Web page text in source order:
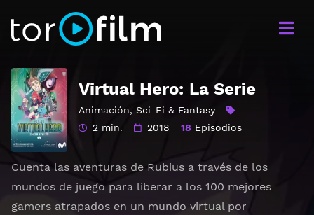
Virtual Hero: La Serie
Animación, Sci-Fi & Fantasy
2 min.
2018 18 Episodios
Cuenta las aventuras de Rubius a través de los
mundos de juego para liberar a los 100 mejores
gamers atrapados en un mundo virtual por